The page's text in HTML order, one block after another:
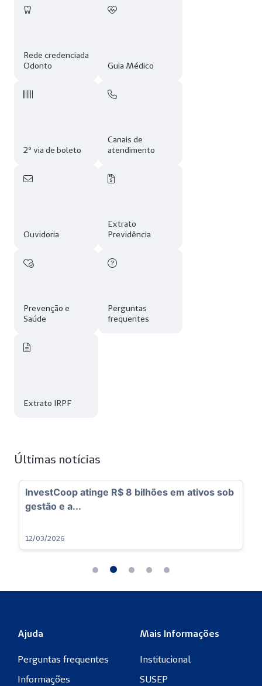
Rede credenciada
Odonto
Guia Médico
2º via de boleto
Canais de
atendimento
Ouvidoria
Extrato
Previdência
Prevenção e
Saúde
Perguntas
frequentes
Extrato IRPF
Últimas notícias
InvestCoop atinge R$ 8 bilhões em ativos sob
gestão e a...
12/03/2026
Ajuda
Perguntas frequentes
Informações
Mais Informações
Institucional
SUSEP